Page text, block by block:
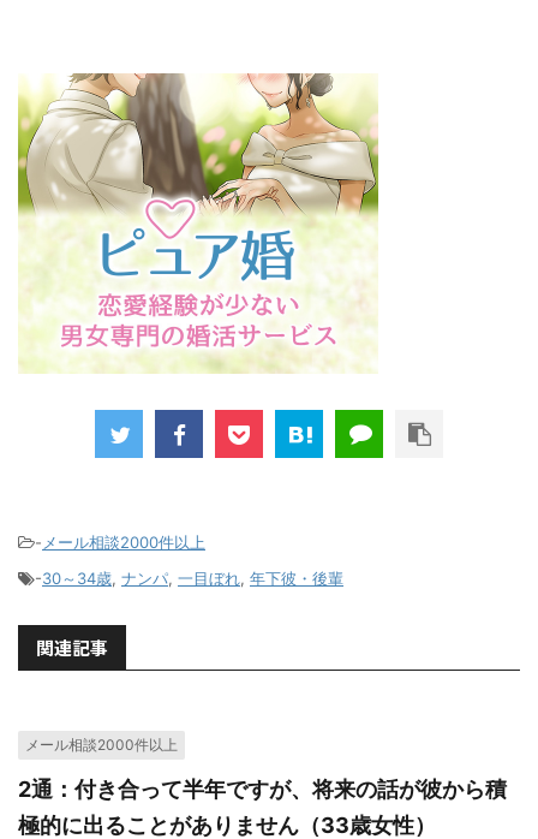
- メール相談2000件以上
-30～34歳, ナンパ, 一目ぼれ, 年下彼・後輩
関連記事
メール相談2000件以上
2通：付き合って半年ですが、将来の話が彼から積
極的に出ることがありません（33歳女性）